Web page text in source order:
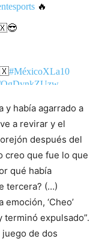
🔥
#MéxicoXLa10
y había agarrado a
a revirar y el
después del
creo que fue lo que
qué había
tercera? (…)
‘Cheo’
terminó expulsado”.
de dos